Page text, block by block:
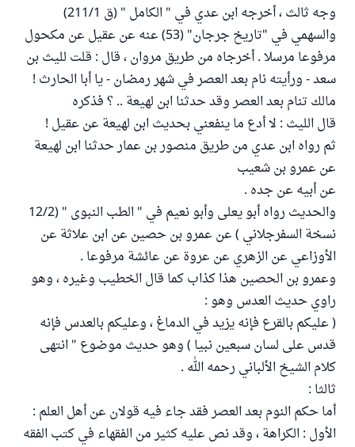
وجه ثالث ، أخرجه ابن عدي في " الكامل " (ق 211/1)
والسهمي في "تاريخ جرجان" (53) عنه عن عقيل عن مكحول
مرفوعا مرسلا . أخرجاه من طريق مروان ، قال : قلت لليث بن
سعد - ورأيته نام بعد العصر في شهر رمضان - يا أبا الحارث !
مالك تنام بعد العصر وقد حدثنا ابن لهيعة .. ؟ فذكره
قال الليث : لا أدع ما ينفعني بحديث ابن لهيعة عن عقيل !
ثم رواه ابن عدي من طريق منصور بن عمار حدثنا ابن لهيعة
عن عمرو بن شعيب
عن أبيه عن جده .
والحديث رواه أبو يعلى وأبو نعيم في " الطب النبوى " (12/2
نسخة السفرجلاني ) عن عمرو بن حصين عن ابن علاثة عن
الأوزاعي عن الزهري عن عروة عن عائشة مرفوعا .
وعمرو بن الحصين هذا كذاب كما قال الخطيب وغيره ، وهو
راوي حديث العدس وهو :
( عليكم بالقرع فإنه يزيد في الدماغ ، وعليكم بالعدس فإنه
قدس على لسان سبعين نبيا ) وهو حديث موضوع " انتهى
كلام الشيخ الألباني رحمه الله .
ثالثا :
أما حكم النوم بعد العصر فقد جاء فيه قولان عن أهل العلم :
الأول : الكراهة ، وقد نص عليه كثير من الفقهاء في كتب الفقه